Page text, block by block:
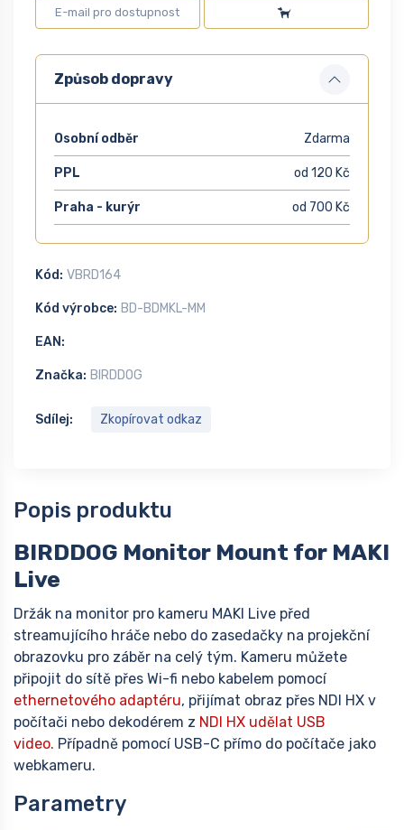
Způsob dopravy
Osobní odběr Zdarma
PPL od 120 Kč
Praha - kurýr od 700 Kč
Kód: VBRD164
Kód výrobce: BD-BDMKL-MM
EAN:
Značka: BIRDDOG
Sdílej: Zkopírovat odkaz
Popis produktu
BIRDDOG Monitor Mount for MAKI
Live
Držák na monitor pro kameru MAKI Live před
streamujícího hráče nebo do zasedačky na projekční
obrazovku pro záběr na celý tým. Kameru můžete
připojit do sítě přes Wi-fi nebo kabelem pomocí
ethernetového adaptéru, přijímat obraz přes NDI HX v
počítači nebo dekodérem z NDI HX udělat USB
video. Případně pomocí USB-C přímo do počítače jako
webkameru.
Parametry